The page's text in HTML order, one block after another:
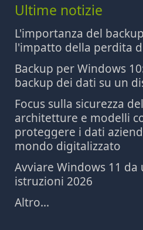
Ultime notizie
L'importanza del
l'impatto della perdita
Backup per Windows
backup dei dati su un
Focus sulla sicurezza
architetture e modelli
proteggere i dati
mondo digitalizzato
Avviare Windows 11 da
istruzioni 2026
Altro...